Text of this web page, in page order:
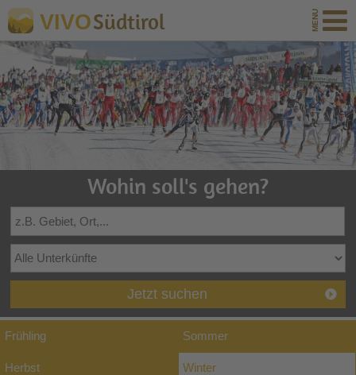
VIVOSüdtirol
Wohin soll's gehen?
Jetzt suchen
Frühling Sommer
Herbst Winter